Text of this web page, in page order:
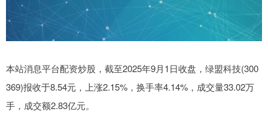
本站消息平台配资炒股，截至2025年9月1日收盘，绿盟科技(300
369)报收于8.54元，上涨2.15%，换手率4.14%，成交量33.02万
手，成交额2.83亿元。